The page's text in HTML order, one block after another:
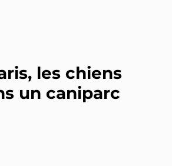
les chiens
un caniparc